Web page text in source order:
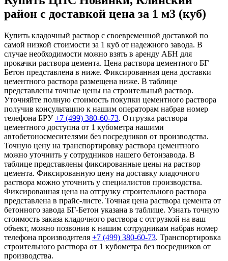
район с доставкой цена за 1 м3 (куб)
Купить кладочный раствор с своевременной доставкой по
самой низкой стоимости за 1 куб от надежного завода. В
случае необходимости можно взять в аренду АБН для
прокачки раствора цемента. Цена раствора цементного БГ
Бетон представлена в ниже. Фиксированная цена доставки
цементного раствора размещена ниже. В таблице
представлены точные цены на строительный раствор.
Уточняйте полную стоимость покупки цементного раствора
получив консультацию к нашим операторам набрав номер
телефона БРУ+7 (499) 380-60-73. Отгрузка раствора
цементного доступна от 1 кубометра нашими
автобетоносмесителями без посредников от производства.
Точную цену на транспортировку раствора цементного
можно уточнить у сотрудников нашего бетонзавода. В
таблице представлены фиксированные цены на раствор
цемента. Фиксированную цену на доставку кладочного
раствора можно уточнить у специалистов производства.
Фиксированная цена на отгрузку строительного раствора
представлена в прайс-листе. Точная цена раствора цемента от
бетонного завода БГ-Бетон указана в таблице. Узнать точную
стоимость заказа кладочного раствора с отгрузкой на ваш
объект, можно позвонив к нашим сотрудникам набрав номер
телефона производителя +7 (499) 380-60-73. Транспортировка
строительного раствора от 1 кубометра без посредников от
производства.